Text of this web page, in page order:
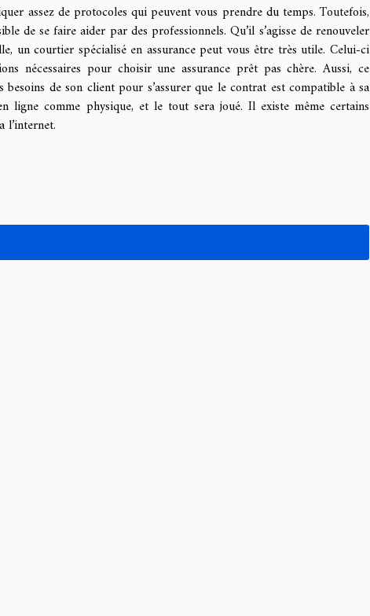
assez de protocoles qui peuvent vous prendre du temps. Toutefois,
de se faire aider par des professionnels. Qu’il s’agisse de renouveler
un courtier spécialisé en assurance peut vous être très utile. Celui-ci
nécessaires pour choisir une assurance prêt pas chère. Aussi, ce
de son client pour s’assurer que le contrat est compatible à sa
ligne comme physique, et le tout sera joué. Il existe même certains